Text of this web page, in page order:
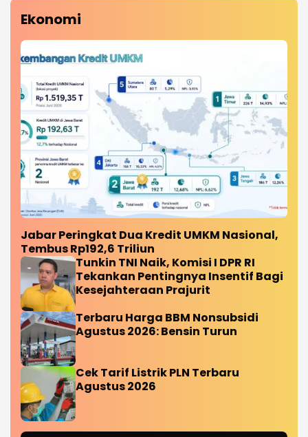
Ekonomi
Jabar Peringkat Dua Kredit UMKM Nasional,
Tembus Rp192,6 Triliun
Tunkin TNI Naik, Komisi I DPR RI
Tekankan Pentingnya Insentif Bagi
Kesejahteraan Prajurit
Terbaru Harga BBM Nonsubsidi
Agustus 2026: Bensin Turun
Cek Tarif Listrik PLN Terbaru
Agustus 2026